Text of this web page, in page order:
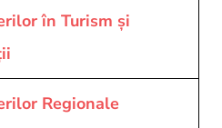
în Turism și
Regionale